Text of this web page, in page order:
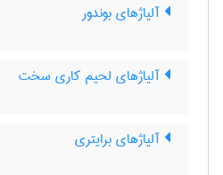
آلیاژهای بوندور
آلیاژهای لحیم کاری سخت
آلیاژهای برایتری